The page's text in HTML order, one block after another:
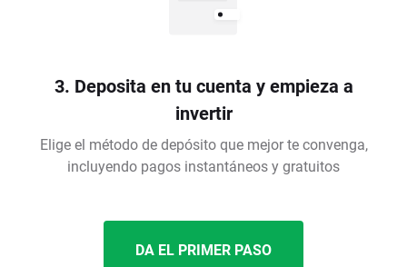
3. Deposita en tu cuenta y empieza a
invertir
Elige el método de depósito que mejor te convenga,
incluyendo pagos instantáneos y gratuitos
DA EL PRIMER PASO